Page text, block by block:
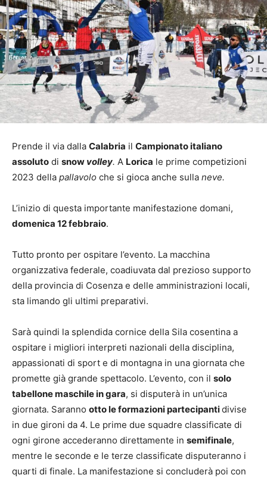
Prende il via dalla Calabria il Campionato italiano
assoluto di snow volley. A Lorica le prime competizioni
2023 della pallavolo che si gioca anche sulla neve.
L’inizio di questa importante manifestazione domani,
domenica 12 febbraio.
Tutto pronto per ospitare l’evento. La macchina
organizzativa federale, coadiuvata dal prezioso supporto
della provincia di Cosenza e delle amministrazioni locali,
sta limando gli ultimi preparativi.
Sarà quindi la splendida cornice della Sila cosentina a
ospitare i migliori interpreti nazionali della disciplina,
appassionati di sport e di montagna in una giornata che
promette già grande spettacolo. L’evento, con il solo
tabellone maschile in gara, si disputerà in un’unica
giornata. Saranno otto le formazioni partecipantidivise
in due gironi da 4. Le prime due squadre classificate di
ogni girone accederanno direttamente in semifinale,
mentre le seconde e le terze classificate disputeranno i
quarti di finale. La manifestazione si concluderà poi con